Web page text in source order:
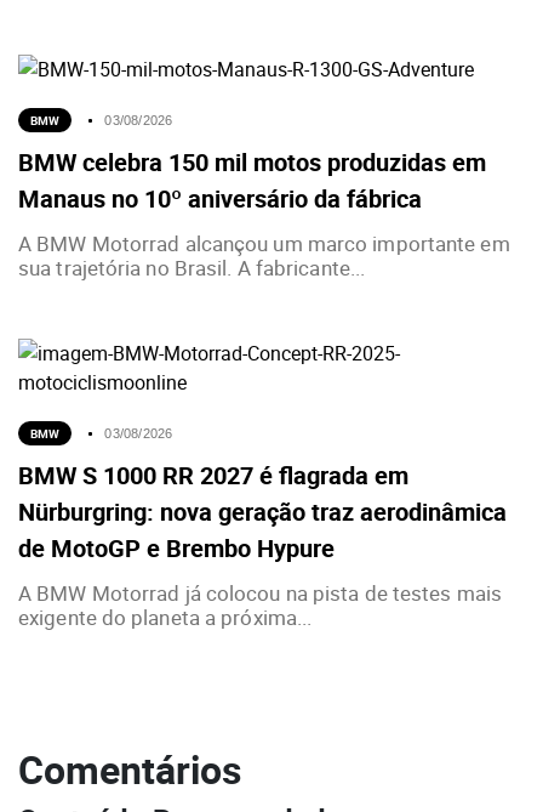
BMW 03/08/2026
BMW celebra 150 mil motos produzidas em
Manaus no 10º aniversário da fábrica
A BMW Motorrad alcançou um marco importante em
sua trajetória no Brasil. A fabricante...
BMW 03/08/2026
BMW S 1000 RR 2027 é flagrada em
Nürburgring: nova geração traz aerodinâmica
de MotoGP e Brembo Hypure
A BMW Motorrad já colocou na pista de testes mais
exigente do planeta a próxima...
Comentários